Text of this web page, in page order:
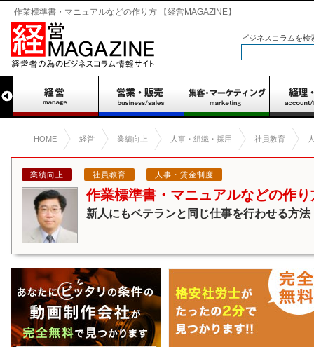
作業標準書・マニュアルなどの作り方 【経営MAGAZINE】
ビジネスコラムを検
HOME 経営 業績向上 人事・組織・採用 社員教育
業績向上 社員教育 人事・賃金制度
作業標準書・マニュアルなどの作り
新人にもベテランと同じ仕事を行わせる方法